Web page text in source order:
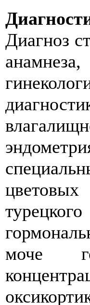
Диагноз
моче